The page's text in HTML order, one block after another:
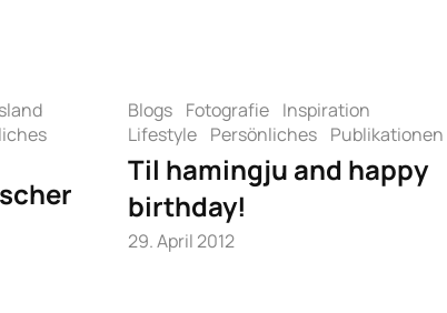
Blogs Fotografie Inspiration
Lifestyle Persönliches Publikationen
Til hamingju and happy
birthday!
29. April 2012